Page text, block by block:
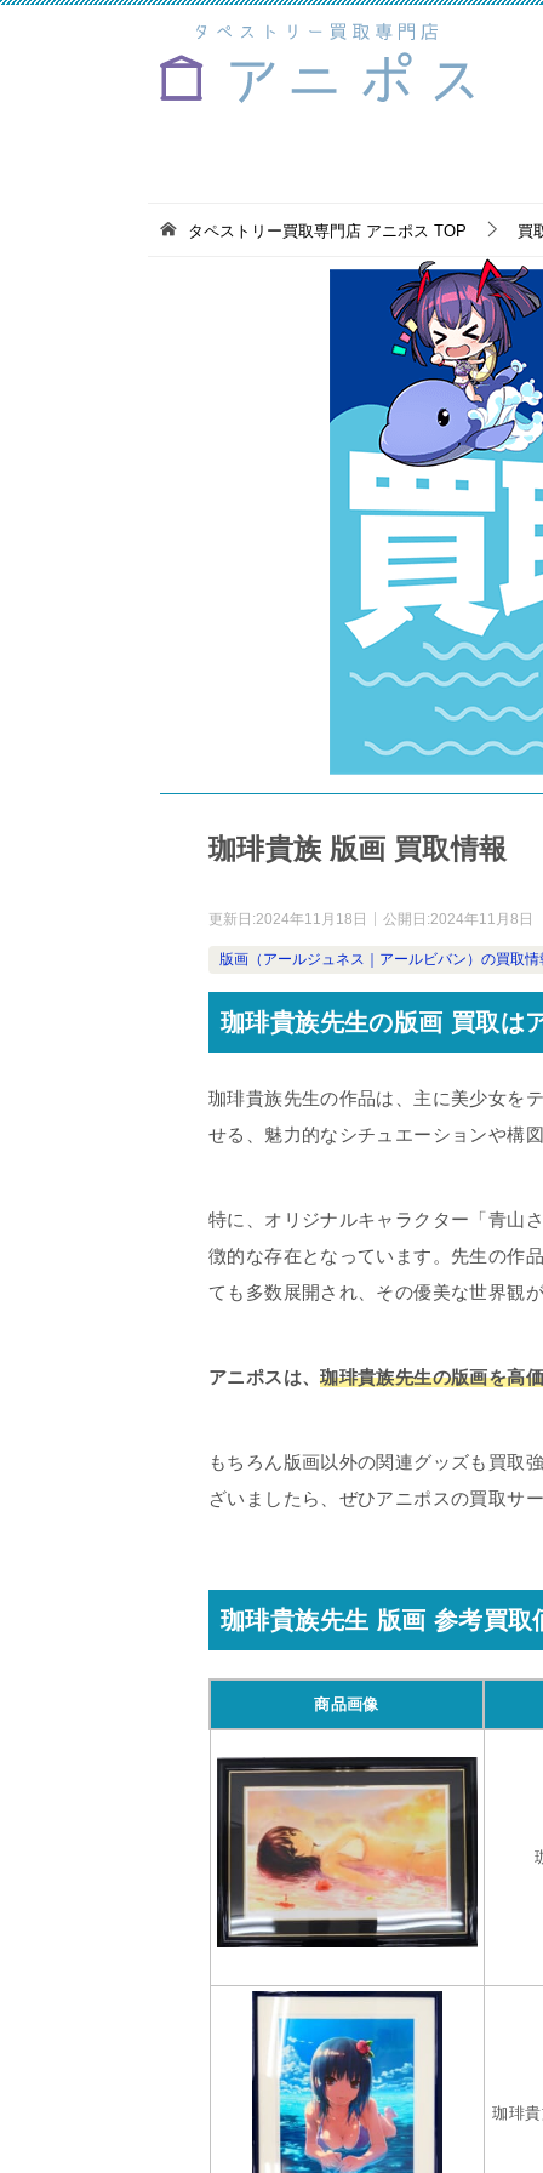
タペストリー買取専門店 アニポス TOP 買
珈琲貴族 版画 買取情報
更新日:2024年11月18日 公開日:2024年11月8日
版画（アールジュネス｜アールビバン）の買取情
珈琲貴族先生の版画 買取は
珈琲貴族先生の作品は、主に美少女を
せる、魅力的なシチュエーションや構
特に、オリジナルキャラクター「青山
徴的な存在となっています。先生の作
ても多数展開され、その優美な世界観
アニポスは、珈琲貴族先生の版画を高
もちろん版画以外の関連グッズも買取
ざいましたら、ぜひアニポスの買取サ
珈琲貴族先生 版画 参考買取
商品画像
珈琲